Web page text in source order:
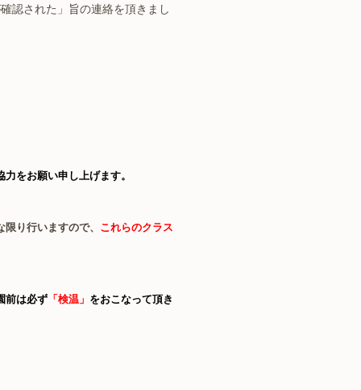
認された」旨の連絡を頂きまし
力をお願い申し上げます。
限り行いますので、 これらのクラス
前は必ず 「検温」 をおこなって頂き